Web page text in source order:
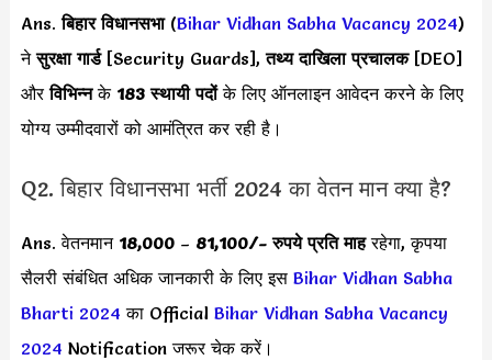
Ans.बिहार विधानसभा(Bihar Vidhan Sabha Vacancy 2024)
नेसुरक्षा गार्ड[Security Guards],तथ्य दाखिला प्रचालक[DEO]
औरविभिन्नके 183 स्थायी पदोंके लिए ऑनलाइन आवेदन करने के लिए
योग्य उम्मीदवारों को आमंत्रित कर रही है।
Q2. बिहार विधानसभा भर्ती 2024 का वेतन मान क्या है?
Ans. वेतनमान 18,000 – 81,100/-रुपये प्रति माहरहेगा, कृपया
सैलरी संबंधित अधिक जानकारी के लिए इस Bihar Vidhan Sabha
Bharti 2024 का Official Bihar Vidhan Sabha Vacancy
2024 Notification जरूर चेक करें।